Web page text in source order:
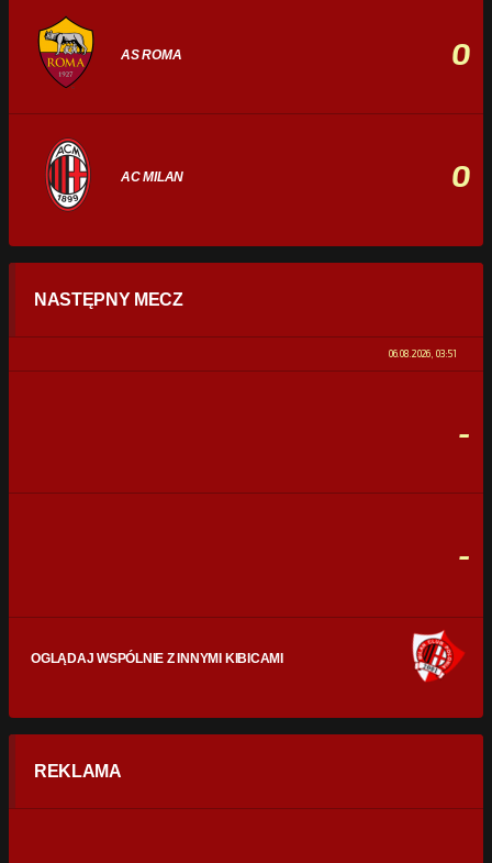
AS ROMA 0
AC MILAN 0
STATYSTYKI
0% 100%
NASTĘPNY MECZ
06.08.2026, 03:51
-
-
OGLĄDAJ WSPÓLNIE Z INNYMI KIBICAMI
REKLAMA